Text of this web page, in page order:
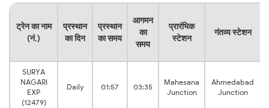
ट्रेन का नाम
(नं.)
प्रस्थान
का दिन
प्रस्थान
का समय
आगमन
का
समय
प्रारंभिक
स्टेशन
गंतव्य स्टेशन
SURYA
NAGARI
EXP
(12479)
Daily 01:57 03:35
Mahesana
Junction
Ahmedabad
Junction